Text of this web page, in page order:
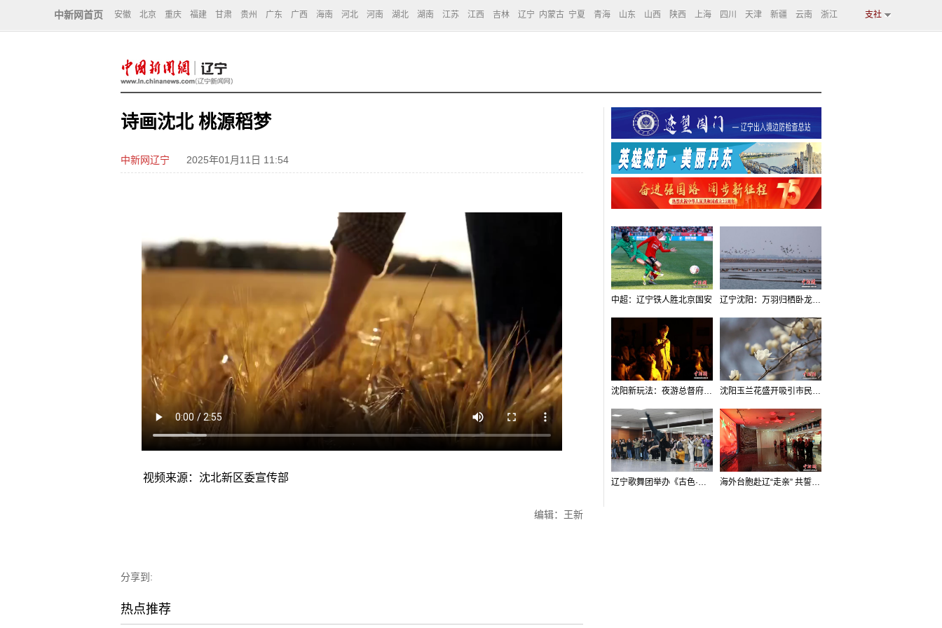
中新网首页 安徽 北京 重庆 福建 甘肃 贵州 广东 广西 海南 河北 河南 湖北 湖南 江苏 江西 吉林 辽宁 内蒙古 宁夏 青海 山东 山西 陕西 上海 四川 天津 新疆 云南 浙江 支社
诗画沈北 桃源稻梦
中新网辽宁 2025年01月11日 11:54
视频来源：沈北新区委宣传部
编辑：王新
分享到:
热点推荐
中超：辽宁铁人胜北京国安 辽宁沈阳：万羽归栖卧龙湖看群鸟齐飞
沈阳新玩法：夜游总督府，当一回“赴宴者” 沈阳玉兰花盛开吸引市民打卡
辽宁歌舞团举办《古色·国宝辽宁》排练开放日活动 海外台胞赴辽“走亲” 共誓“和平初心”